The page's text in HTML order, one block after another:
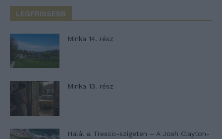
LEGFRISSEBB
Minka 14. rész
Minka 13. rész
Halál a Tresco-szigeten – A Josh Clayton-